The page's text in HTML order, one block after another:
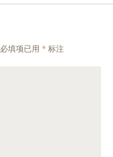
必填项已用 * 标注